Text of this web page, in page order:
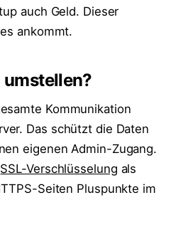
auch Geld. Dieser
ankommt.
umstellen?
Kommunikation
Das schützt die Daten
eigenen Admin-Zugang.
SSL-Verschlüsselung als
Seiten Pluspunkte im